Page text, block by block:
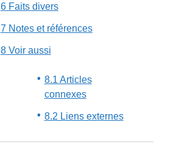
6 Faits divers
7 Notes et références
8 Voir aussi
8.1 Articles
connexes
8.2 Liens externes